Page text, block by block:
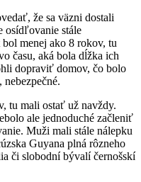
že sa väzni dostali
osídľovanie stále
menej ako 8 rokov, tu
času, aká bola dĺžka ich
dopraviť domov, čo bolo
tu mali ostať už navždy.
ale jednoduché začleniť
Muži mali stále nálepku
Guyana plná rôzneho
či slobodní bývalí černošskí